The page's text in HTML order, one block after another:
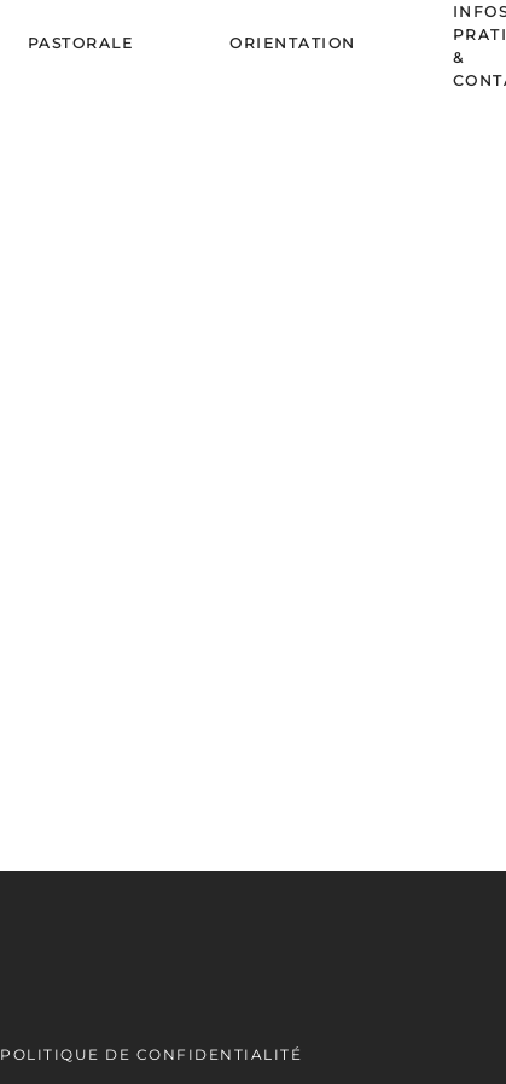
PASTORALE ORIENTATION
&
POLITIQUE DE CONFIDENTIALITÉ